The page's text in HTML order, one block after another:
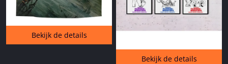
Bekijk de details
Bekijk de details